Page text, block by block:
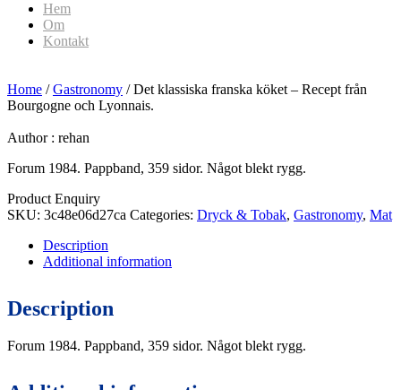
Hem
Om
Kontakt
Home /Gastronomy / Det klassiska franska köket – Recept från
Bourgogne och Lyonnais.
Author : rehan
Forum 1984. Pappband, 359 sidor. Något blekt rygg.
Product Enquiry
SKU: 3c48e06d27ca Categories: Dryck & Tobak, Gastronomy, Mat
Description
Additional information
Description
Forum 1984. Pappband, 359 sidor. Något blekt rygg.